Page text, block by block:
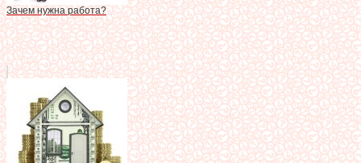
Зачем нужна работа?